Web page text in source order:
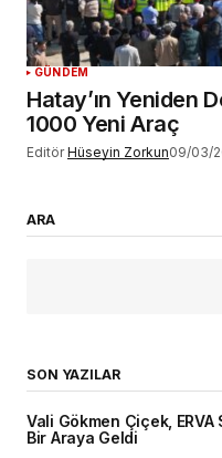
GÜNDEM
Hatay’ın Yeniden
1000 Yeni Araç
Editör Hüseyin Zorkun09/03/
ARA
SON YAZILAR
Vali Gökmen Çiçek, ERVA Spor Kulüplerinin Hâmileriyle
Bir Araya Geldi